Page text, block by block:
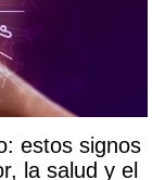
estos signos
la salud y el